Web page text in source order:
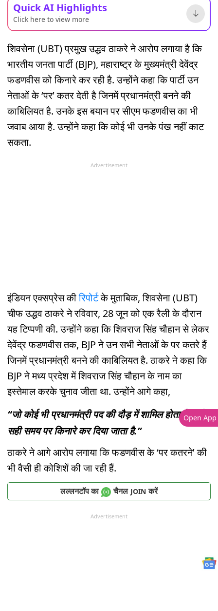
Quick AI Highlights
Click here to view more
शिवसेना (UBT) प्रमुख उद्धव ठाकरे ने आरोप लगाया है कि
भारतीय जनता पार्टी (BJP), महाराष्ट्र के मुख्यमंत्री देवेंद्र
फडणवीस को किनारे कर रही है. उन्होंने कहा कि पार्टी उन
नेताओं के ‘पर’ कतर देती है जिनमें प्रधानमंत्री बनने की
काबिलियत है. उनके इस बयान पर सीएम फडणवीस का भी
जवाब आया है. उन्होंने कहा कि कोई भी उनके पंख नहीं काट
सकता.
Advertisement
इंडियन एक्सप्रेस कीरिपोर्टके मुताबिक, शिवसेना (UBT)
चीफ उद्धव ठाकरे ने रविवार, 28 जून को एक रैली के दौरान
यह टिप्पणी की. उन्होंने कहा कि शिवराज सिंह चौहान से लेकर
देवेंद्र फडणवीस तक, BJP ने उन सभी नेताओं के पर कतरे हैं
जिनमें प्रधानमंत्री बनने की काबिलियत है. ठाकरे ने कहा कि
BJP ने मध्य प्रदेश में शिवराज सिंह चौहान के नाम का
इस्तेमाल करके चुनाव जीता था. उन्होंने आगे कहा,
“जो कोई भी प्रधानमंत्री पद की दौड़ में शामिल होता है, उसे
सही समय पर किनारे कर दिया जाता है.”
ठाकरे ने आगे आरोप लगाया कि फडणवीस के ‘पर कतरने’ की
भी वैसी ही कोशिशें की जा रही हैं.
लल्लनटॉप का चैनल JOIN करें
Advertisement
Open App